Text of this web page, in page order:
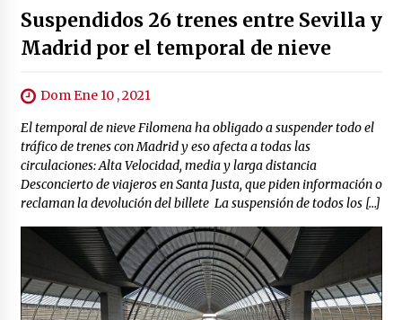
Suspendidos 26 trenes entre Sevilla y
Madrid por el temporal de nieve
Dom Ene 10 , 2021
El temporal de nieve Filomena ha obligado a suspender todo el
tráfico de trenes con Madrid y eso afecta a todas las
circulaciones: Alta Velocidad, media y larga distancia
Desconcierto de viajeros en Santa Justa, que piden información o
reclaman la devolución del billete La suspensión de todos los […]